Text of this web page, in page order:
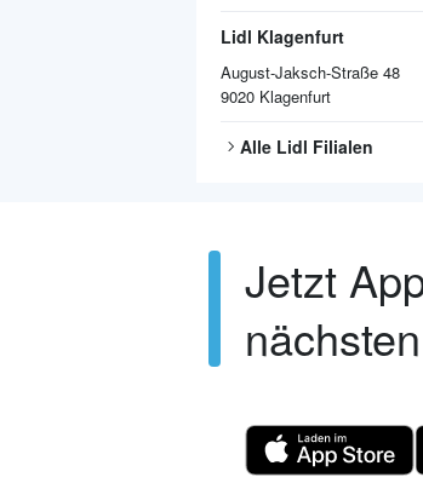
Lidl Klagenfurt
August-Jaksch-Straße 48
9020 Klagenfurt
Alle Lidl Filialen
Jetzt
nächsten